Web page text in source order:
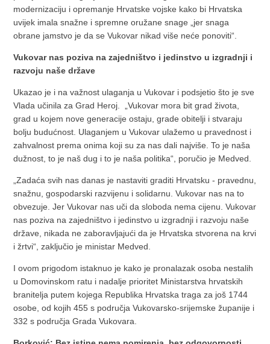
modernizaciju i opremanje Hrvatske vojske kako bi Hrvatska
uvijek imala snažne i spremne oružane snage „jer snaga
obrane jamstvo je da se Vukovar nikad više neće ponoviti“.
Vukovar nas poziva na zajedništvo i jedinstvo u izgradnji i
razvoju naše države
Ukazao je i na važnost ulaganja u Vukovar i podsjetio što je sve
Vlada učinila za Grad Heroj. „Vukovar mora bit grad života,
grad u kojem nove generacije ostaju, grade obitelji i stvaraju
bolju budućnost. Ulaganjem u Vukovar ulažemo u pravednost i
zahvalnost prema onima koji su za nas dali najviše. To je naša
dužnost, to je naš dug i to je naša politika“, poručio je Medved.
„Zadaća svih nas danas je nastaviti graditi Hrvatsku - pravednu,
snažnu, gospodarski razvijenu i solidarnu. Vukovar nas na to
obvezuje. Jer Vukovar nas uči da sloboda nema cijenu. Vukovar
nas poziva na zajedništvo i jedinstvo u izgradnji i razvoju naše
države, nikada ne zaboravljajući da je Hrvatska stvorena na krvi
i žrtvi“, zaključio je ministar Medved.
I ovom prigodom istaknuo je kako je pronalazak osoba nestalih
u Domovinskom ratu i nadalje prioritet Ministarstva hrvatskih
branitelja putem kojega Republika Hrvatska traga za još 1744
osobe, od kojih 455 s područja Vukovarsko-srijemske županije i
332 s područja Grada Vukovara.